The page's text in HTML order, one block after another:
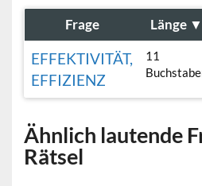
Frage Länge ▼
EFFEKTIVITÄT,
EFFIZIENZ
11
Ähnlich lautende
Rätsel